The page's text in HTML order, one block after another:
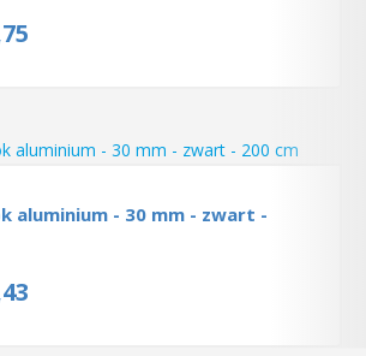
aluminium - 30 mm - zwart -